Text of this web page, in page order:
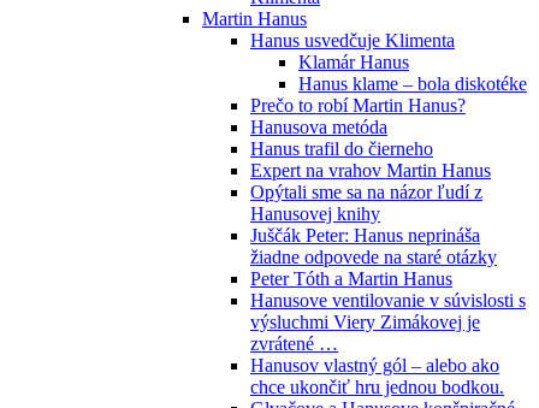
Martin Hanus
Hanus usvedčuje Klimenta
Klamár Hanus
Hanus klame – bola diskotéke
Prečo to robí Martin Hanus?
Hanusova metóda
Hanus trafil do čierneho
Expert na vrahov Martin Hanus
Opýtali sme sa na názor ľudí z
Hanusovej knihy
Juščák Peter: Hanus neprináša
žiadne odpovede na staré otázky
Peter Tóth a Martin Hanus
Hanusove ventilovanie v súvislosti s
výsluchmi Viery Zimákovej je
zvrátené …
Hanusov vlastný gól – alebo ako
chce ukončiť hru jednou bodkou.